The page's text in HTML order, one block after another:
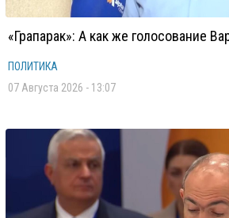
«Грапарак»: А как же голосование
ПОЛИТИКА
07 Августа 2026 - 13:07